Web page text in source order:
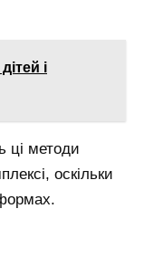
і
ці методи
оскільки